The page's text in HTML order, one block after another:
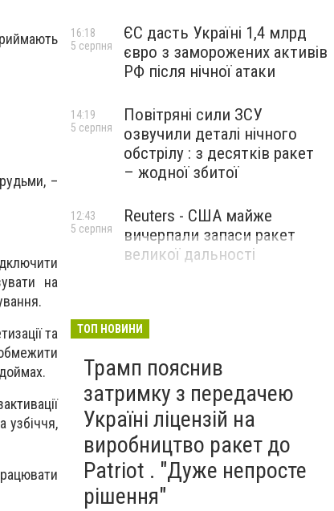
–
на
та
узбіччя,
ЄС дасть Україні 1,4 млрд
євро з заморожених активів
РФ після нічної атаки
16:18
5 серпня
Повітряні сили ЗСУ
озвучили деталі нічного
обстрілу : з десятків ракет
– жодної збитої
14:19
5 серпня
Reuters - США майже
вичерпали запаси ракет
великої дальності
12:43
5 серпня
ТОП НОВИНИ
Трамп пояснив
затримку з передачею
Україні ліцензій на
виробництво ракет до
Patriot . "Дуже непросте
рішення"